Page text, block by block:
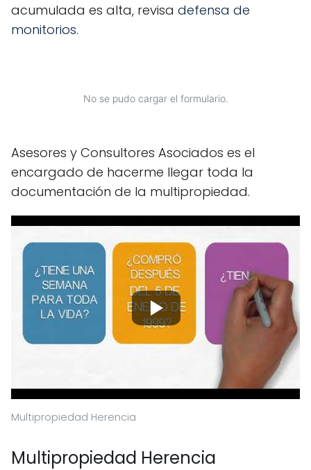
acumulada es alta, revisa defensa de
monitorios.
No se pudo cargar el formulario.
Asesores y Consultores Asociados es el
encargado de hacerme llegar toda la
documentación de la multipropiedad.
Multipropiedad Herencia
Multipropiedad Herencia